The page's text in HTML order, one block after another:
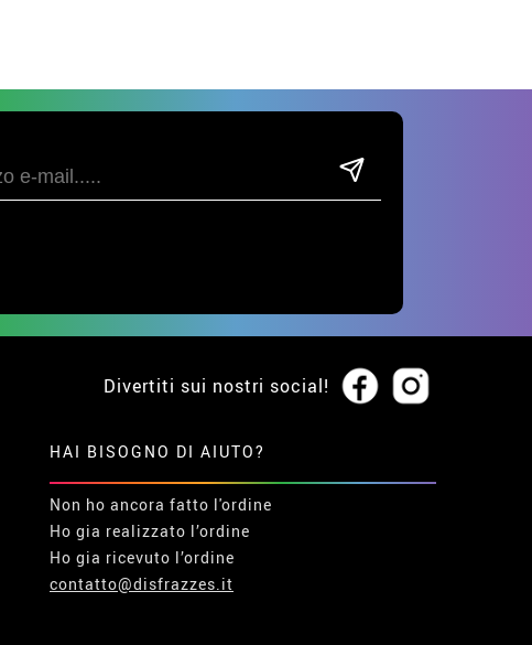
Divertiti sui nostri social!
HAI BISOGNO DI AIUTO?
Non ho ancora fatto l'ordine
Ho gia realizzato l’ordine
Ho gia ricevuto l’ordine
contatto@disfrazzes.it